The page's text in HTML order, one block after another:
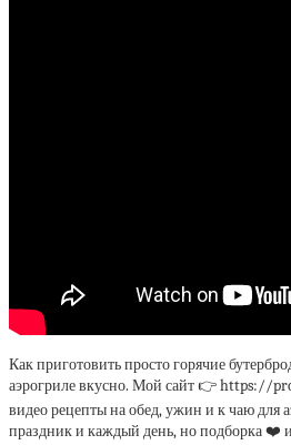
Как приготовить просто горячие
аэрогриле вкусно. Мой сайт 👉 https://
видео рецепты на обед, ужин и к чаю для
праздник и каждый день, но подборка ❤️